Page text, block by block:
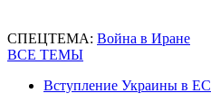
СПЕЦТЕМА: Война в Иране
ВСЕ ТЕМЫ
Вступление Украины в ЕС